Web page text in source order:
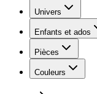
Univers
Enfants et ados
Pièces
Couleurs